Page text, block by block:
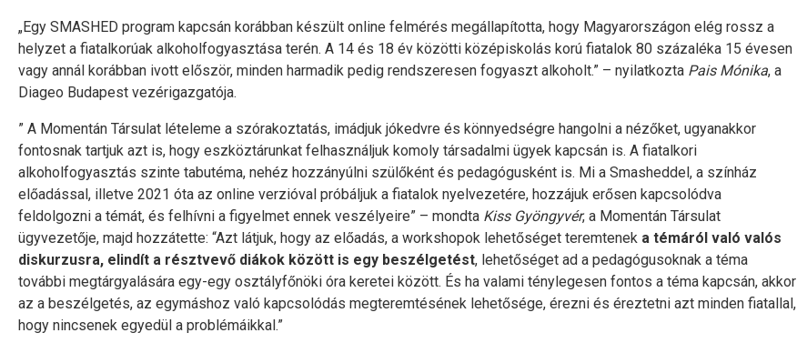
„Egy SMASHED program kapcsán korábban készült online felmérés megállapította, hogy Magyarországon elég rossz a
helyzet a fiatalkorúak alkoholfogyasztása terén. A 14 és 18 év közötti középiskolás korú fiatalok 80 százaléka 15 évesen
vagy annál korábban ivott először, minden harmadik pedig rendszeresen fogyaszt alkoholt.” – nyilatkozta Pais Mónika, a
Diageo Budapest vezérigazgatója.
” A Momentán Társulat lételeme a szórakoztatás, imádjuk jókedvre és könnyedségre hangolni a nézőket, ugyanakkor
fontosnak tartjuk azt is, hogy eszköztárunkat felhasználjuk komoly társadalmi ügyek kapcsán is. A fiatalkori
alkoholfogyasztás szinte tabutéma, nehéz hozzányúlni szülőként és pedagógusként is. Mi a Smasheddel, a színház
előadással, illetve 2021 óta az online verzióval próbáljuk a fiatalok nyelvezetére, hozzájuk erősen kapcsolódva
feldolgozni a témát, és felhívni a figyelmet ennek veszélyeire” – mondta Kiss Gyöngyvér, a Momentán Társulat
ügyvezetője, majd hozzátette: “Azt látjuk, hogy az előadás, a workshopok lehetőséget teremtenek a témáról való valós
diskurzusra, elindít a résztvevő diákok között is egy beszélgetést, lehetőséget ad a pedagógusoknak a téma
további megtárgyalására egy-egy osztályfőnöki óra keretei között. És ha valami ténylegesen fontos a téma kapcsán, akkor
az a beszélgetés, az egymáshoz való kapcsolódás megteremtésének lehetősége, érezni és éreztetni azt minden fiatallal,
hogy nincsenek egyedül a problémáikkal.”